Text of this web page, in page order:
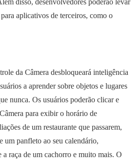
aplicativos de terceiros, como o
da Câmera desbloqueará inteligência
a aprender sobre objetos e lugares
nunca. Os usuários poderão clicar e
para exibir o horário de
de um restaurante que passarem,
um panfleto ao seu calendário,
raça de um cachorro e muito mais. O